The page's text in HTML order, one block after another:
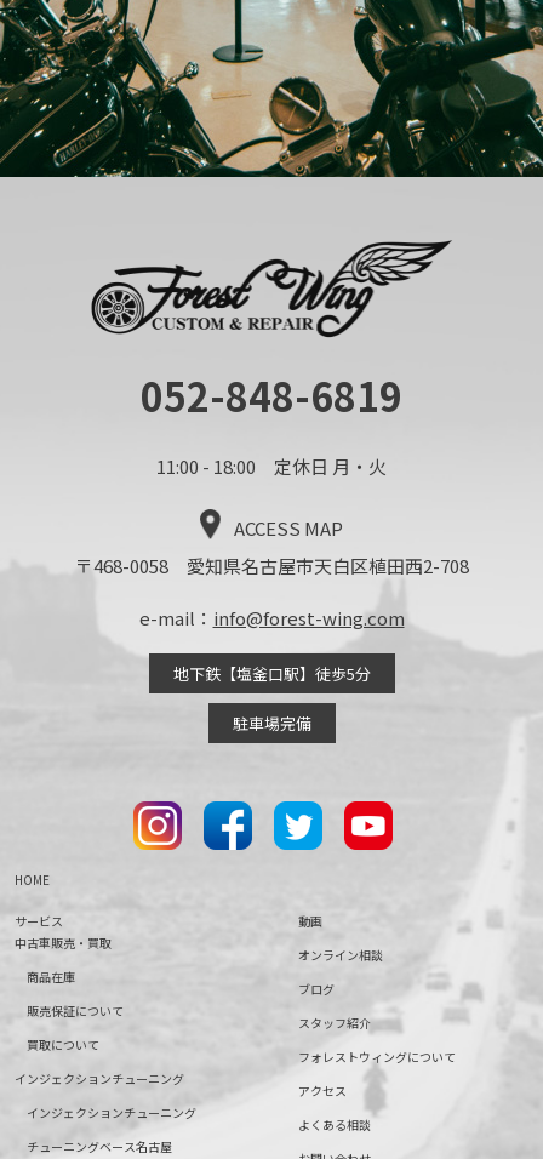
052-848-6819
11:00 - 18:00 定休日 月・火
ACCESS MAP
〒468-0058 愛知県名古屋市天白区植田西2-708
e-mail： info@forest-wing.com
地下鉄【塩釜口駅】徒歩5分
駐車場完備
HOME
サービス
中古車販売・買取
商品在庫
販売保証について
買取について
インジェクションチューニング
インジェクションチューニング
チューニングベース名古屋
動画
オンライン相談
ブログ
スタッフ紹介
フォレストウィングについて
アクセス
よくある相談